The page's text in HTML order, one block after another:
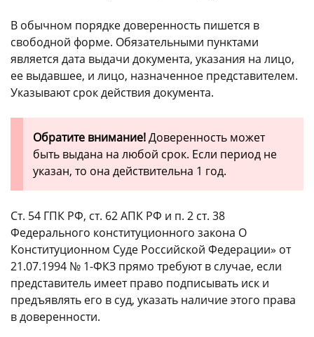
В обычном порядке доверенность пишется в
свободной форме. Обязательными пунктами
является дата выдачи документа, указания на лицо,
ее выдавшее, и лицо, назначенное представителем.
Указывают срок действия документа.
Обратите внимание!Доверенность может
быть выдана на любой срок. Если период не
указан, то она действительна 1 год.
Ст. 54 ГПК РФ, ст. 62 АПК РФ и п. 2 ст. 38
Федерального конституционного закона О
Конституционном Суде Российской Федерации» от
21.07.1994 № 1-ФКЗ прямо требуют в случае, если
представитель имеет право подписывать иск и
предъявлять его в суд, указать наличие этого права
в доверенности.